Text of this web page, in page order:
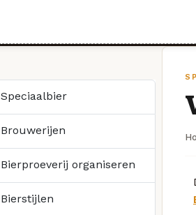
Speciaalbier
Brouwerijen
Bierproeverij organiseren
Bierstijlen